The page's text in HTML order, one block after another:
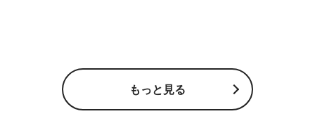
もっと見る